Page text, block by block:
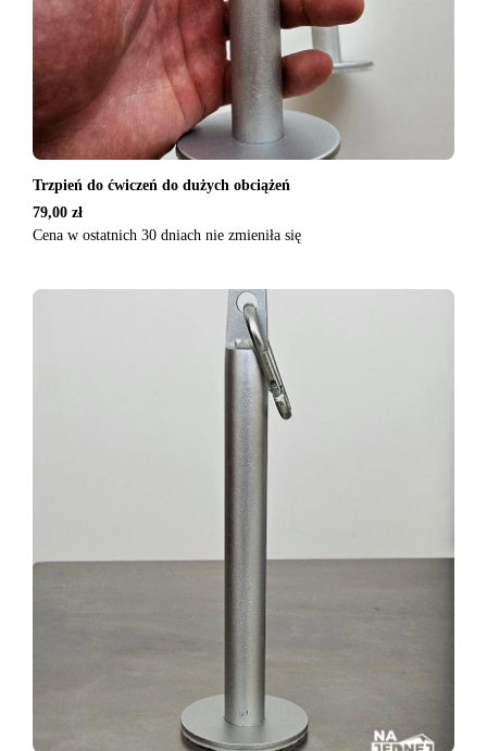
Trzpień do ćwiczeń do dużych obciążeń
79,00 zł
Cena w ostatnich 30 dniach nie zmieniła się